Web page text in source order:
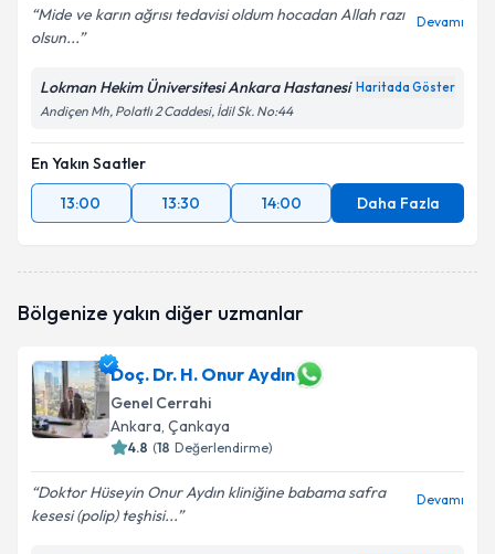
Mide ve karın ağrısı tedavisi oldum hocadan Allah razı
olsun...
Devamı
Lokman Hekim Üniversitesi Ankara Hastanesi Haritada Göster
Andiçen Mh, Polatlı 2 Caddesi, İdil Sk. No:44
En Yakın Saatler
13:00
13:30 14:00 Daha Fazla
Bölgenize yakın diğer uzmanlar
Doç. Dr. H. Onur Aydın
Genel Cerrahi
Ankara, Çankaya
4.8 (18 Değerlendirme)
Doktor Hüseyin Onur Aydın kliniğine babama safra
kesesi (polip) teşhisi...
Devamı